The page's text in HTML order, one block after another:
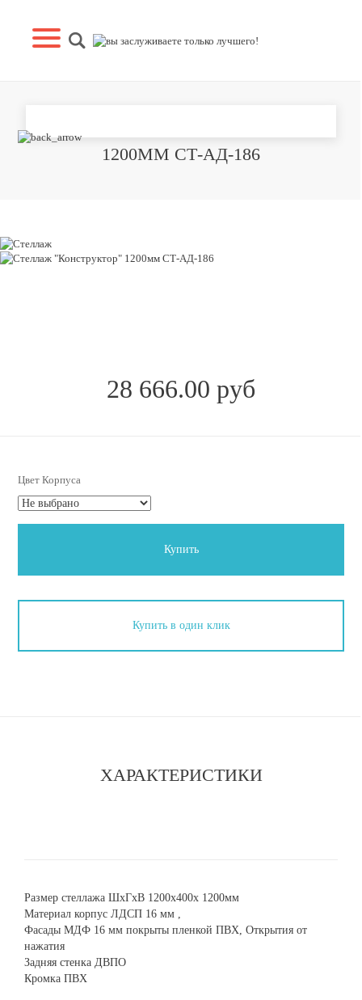
1200ММ СТ-АД-186
28 666.00 руб
Цвет Корпуса
Купить
Купить в один клик
ХАРАКТЕРИСТИКИ
Размер стеллажа ШхГхВ 1200х400х 1200мм
Материал корпус ЛДСП 16 мм ,
Фасады МДФ 16 мм покрыты пленкой ПВХ, Открытия от
нажатия
Задняя стенка ДВПО
Кромка ПВХ